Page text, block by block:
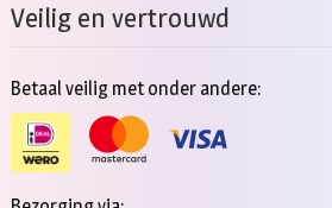
Veilig en vertrouwd
Betaal veilig met onder andere: